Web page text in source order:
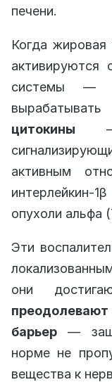
печени.
Когда жировая
активируются
системы —
цитокины —
активным
опухоли альфа
Эти
они
барьер —
норме не
вещества к